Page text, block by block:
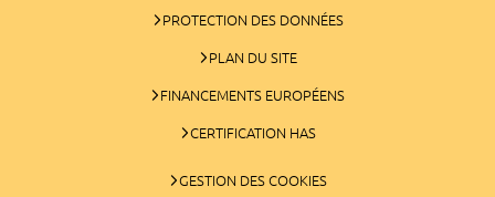
PROTECTION DES DONNÉES
PLAN DU SITE
FINANCEMENTS EUROPÉENS
CERTIFICATION HAS
GESTION DES COOKIES